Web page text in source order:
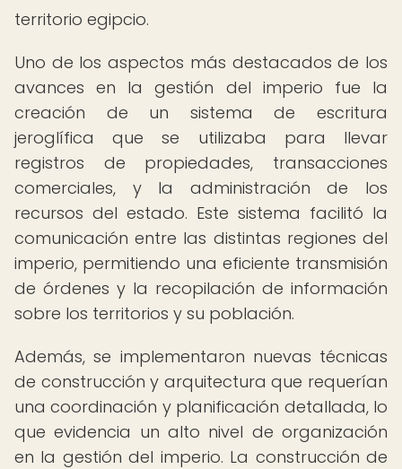
territorio egipcio.
Uno de los aspectos más destacados de los
avances en la gestión del imperio fue la
creación de un sistema de escritura
jeroglífica que se utilizaba para llevar
registros de propiedades, transacciones
comerciales, y la administración de los
recursos del estado. Este sistema facilitó la
comunicación entre las distintas regiones del
imperio, permitiendo una eficiente transmisión
de órdenes y la recopilación de información
sobre los territorios y su población.
Además, se implementaron nuevas técnicas
de construcción y arquitectura que requerían
una coordinación y planificación detallada, lo
que evidencia un alto nivel de organización
en la gestión del imperio. La construcción de